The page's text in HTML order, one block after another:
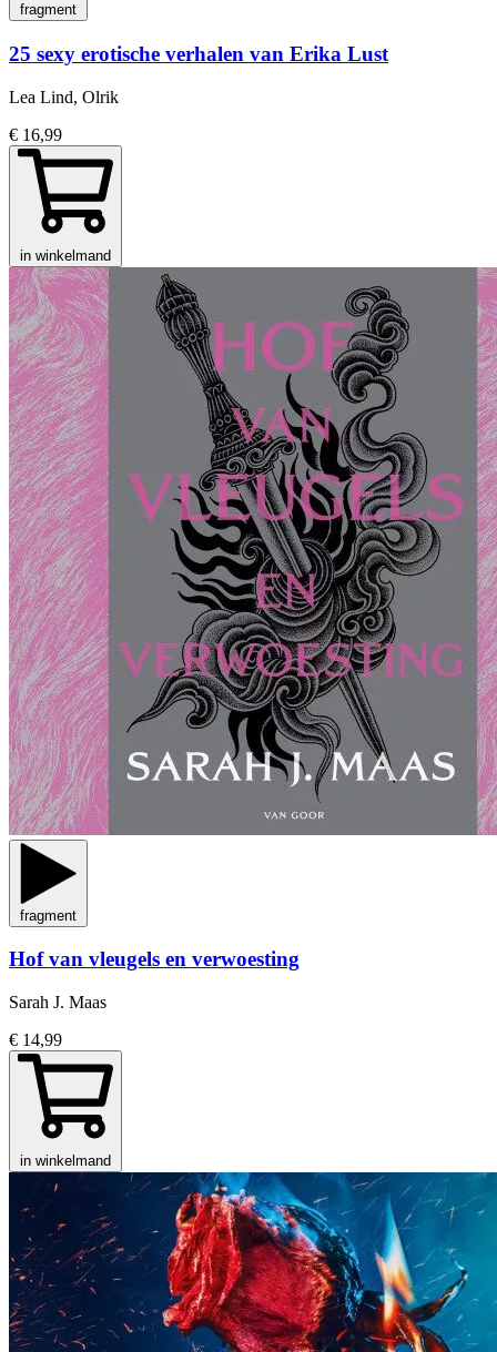
fragment
25 sexy erotische verhalen van Erika Lust
Lea Lind, Olrik
€ 16,99
in winkelmand
fragment
Hof van vleugels en verwoesting
Sarah J. Maas
€ 14,99
in winkelmand